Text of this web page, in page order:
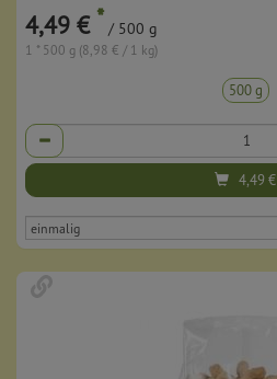
4,49 € * / 500 g
1 * 500 g (8,98 € / 1 kg)
500 g
Anzahl
4,49€